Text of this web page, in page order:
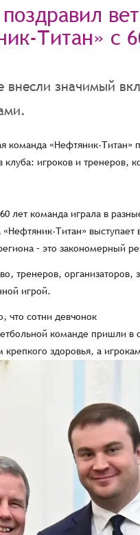
Титан» с
внесли значимый
команда «Нефтяник-Титан»
клуба: игроков и
лет команда играла в
Титан»
– это закономерный
тренеров,
игрой.
что сотни девчонок
команде пришли в
здоровья, а